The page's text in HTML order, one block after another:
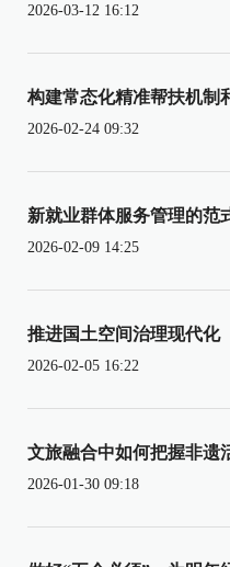
2026-03-12 16:12
构建常态化精准帮扶机制
2026-02-24 09:32
新就业群体服务管理的范
2026-02-09 14:25
推进国土空间治理现代化
2026-02-05 16:22
文旅融合中如何把握非遗
2026-01-30 09:18